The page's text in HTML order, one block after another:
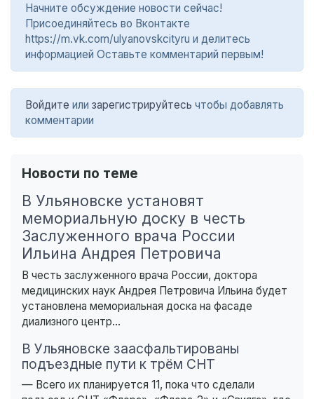
Начните обсуждение новости сейчас!
Присоединяйтесь во Вконтакте
https://m.vk.com/ulyanovskcityru и делитесь
информацией Оставьте комментарий первым!
Войдите или зарегистрируйтесь чтобы добавлять
комментарии
Новости по теме
В Ульяновске установят
мемориальную доску в честь
Заслуженного врача России
Ильина Андрея Петровича
В честь заслуженного врача России, доктора
медицинских наук Андрея Петровича Ильина будет
установлена мемориальная доска на фасаде
диализного центр...
В Ульяновске заасфальтированы
подъездные пути к трём СНТ
— Всего их планируется 11, пока что сделали